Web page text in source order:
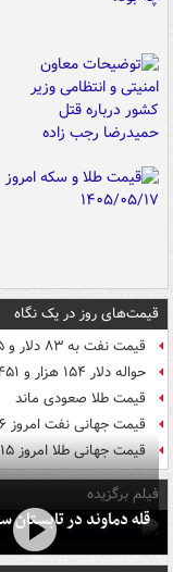
قیمت‌های روز در یک نگاه
قیمت نفت به ۸۳ دلار و ۵۵ سنت در هر بشکه رسید
حواله دلار ۱۵۴ هزار و ۴۵۱ تومان شد
قیمت طلا صعودی ماند
قیمت جهانی نفت امروز ۱۶ مرداد
قیمت جهانی طلا امروز ۱۵ مرداد
فیلم برگزیده
قله دماوند در